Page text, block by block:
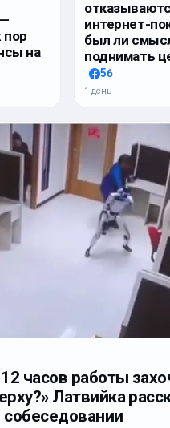
пор
на
интернет-
был ли
поднимать
56
1 день
часов работы
Латвийка